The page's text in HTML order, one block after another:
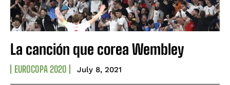
La canción que corea Wembley
EUROCOPA 2020 July 8, 2021